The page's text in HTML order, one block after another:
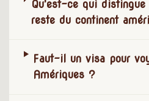
Qu'est-ce qui distingue
reste du continent
Faut-il un visa pour
Amériques ?